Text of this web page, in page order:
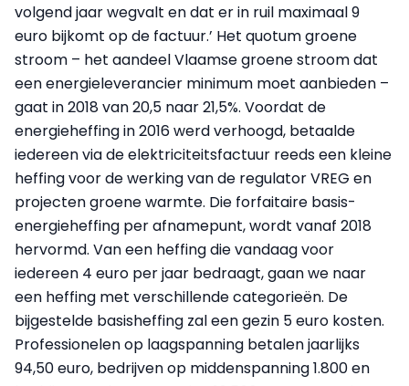
volgend jaar wegvalt en dat er in ruil maximaal 9
euro bijkomt op de factuur.’ Het quotum groene
stroom – het aandeel Vlaamse groene stroom dat
een energieleverancier minimum moet aanbieden –
gaat in 2018 van 20,5 naar 21,5%. Voordat de
energieheffing in 2016 werd verhoogd, betaalde
iedereen via de elektriciteitsfactuur reeds een kleine
heffing voor de werking van de regulator VREG en
projecten groene warmte. Die forfaitaire basis-
energieheffing per afnamepunt, wordt vanaf 2018
hervormd. Van een heffing die vandaag voor
iedereen 4 euro per jaar bedraagt, gaan we naar
een heffing met verschillende categorieën. De
bijgestelde basisheffing zal een gezin 5 euro kosten.
Professionelen op laagspanning betalen jaarlijks
94,50 euro, bedrijven op middenspanning 1.800 en